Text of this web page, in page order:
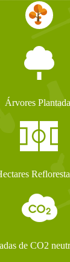
Árvores
de CO2